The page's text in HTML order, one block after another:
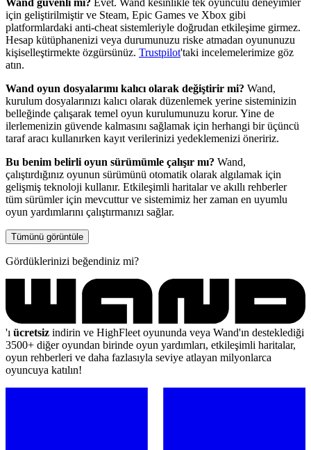
için geliştirilmiştir ve Steam, Epic Games ve Xbox gibi
platformlardaki anti-cheat sistemleriyle doğrudan etkileşime girmez.
Hesap kütüphanenizi veya durumunuzu riske atmadan oyununuzu
kişiselleştirmekte özgürsünüz. Trustpilot'taki incelemelerimize göz
atın.
Wand oyun dosyalarımı kalıcı olarak değiştirir mi? Wand,
kurulum dosyalarınızı kalıcı olarak düzenlemek yerine sisteminizin
belleğinde çalışarak temel oyun kurulumunuzu korur. Yine de
ilerlemenizin güvende kalmasını sağlamak için herhangi bir üçüncü
taraf aracı kullanırken kayıt verilerinizi yedeklemenizi öneririz.
Bu benim belirli oyun sürümümle çalışır mı? Wand,
çalıştırdığınız oyunun sürümünü otomatik olarak algılamak için
gelişmiş teknoloji kullanır. Etkileşimli haritalar ve akıllı rehberler
tüm sürümler için mevcuttur ve sistemimiz her zaman en uyumlu
oyun yardımlarını çalıştırmanızı sağlar.
Tümünü görüntüle
Gördüklerinizi beğendiniz mi?
'ı ücretsiz indirin ve HighFleet oyununda veya Wand'ın desteklediği
3500+ diğer oyundan birinde oyun yardımları, etkileşimli haritalar,
oyun rehberleri ve daha fazlasıyla seviye atlayan milyonlarca
oyuncuya katılın!